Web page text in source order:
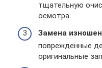
тщательную
осмотра.
Замена
поврежденные
оригинальные